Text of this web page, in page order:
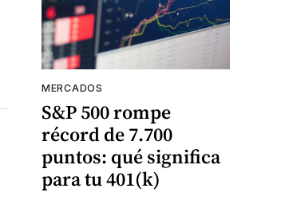
MERCADOS
S&P 500 rompe
récord de 7.700
puntos: qué significa
para tu 401(k)